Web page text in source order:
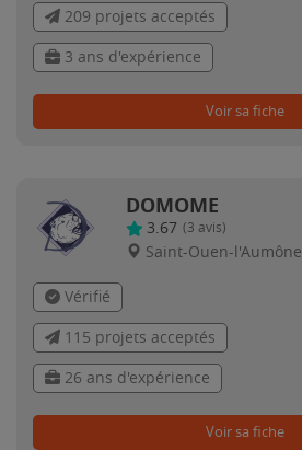
209 projets acceptés
3 ans d'expérience
Voir sa fiche
DOMOME
3.67 (3 avis)
Saint-Ouen-l'Aumône
Vérifié
115 projets acceptés
26 ans d'expérience
Voir sa fiche